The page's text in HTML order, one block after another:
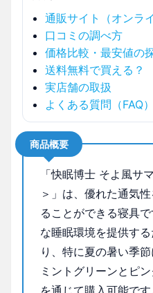
通販サイト（オンラ
口コミの調べ方
価格比較・最安値の
送料無料で買える？
実店舗の取扱
よくある質問（FAQ）
商品概要
「快眠博士 そよ風サ
＞」は、優れた通気
ることができる寝具
な睡眠環境を提供す
り、特に夏の暑い季
ミントグリーンとピ